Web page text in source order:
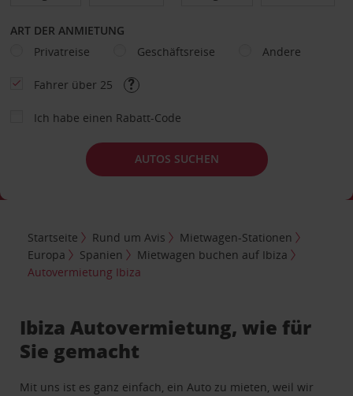
ART DER ANMIETUNG
Privatreise
Geschäftsreise Andere
Fahrer über 25
Ich habe einen Rabatt-Code
AUTOS SUCHEN
Startseite Rund um Avis
Mietwagen-Stationen
Europa
Spanien
Mietwagen buchen auf Ibiza
Autovermietung Ibiza
Ibiza Autovermietung, wie für
Sie gemacht
Mit uns ist es ganz einfach, ein Auto zu mieten, weil wir